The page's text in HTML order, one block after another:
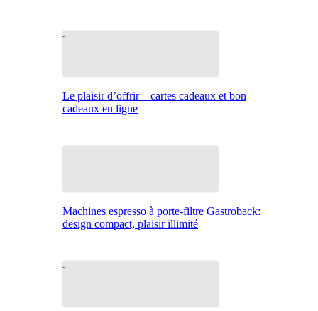
Le plaisir d’offrir – cartes cadeaux et bon
cadeaux en ligne
Machines espresso à porte-filtre Gastroback:
design compact, plaisir illimité